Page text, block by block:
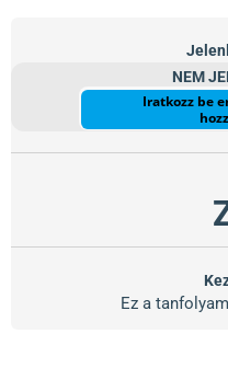
NEM
Iratkozz be
Ez a